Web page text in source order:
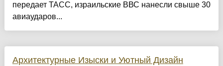
передает ТАСС, израильские ВВС нанесли свыше 30
авиаударов...
Архитектурные Изыски и Уютный Дизайн